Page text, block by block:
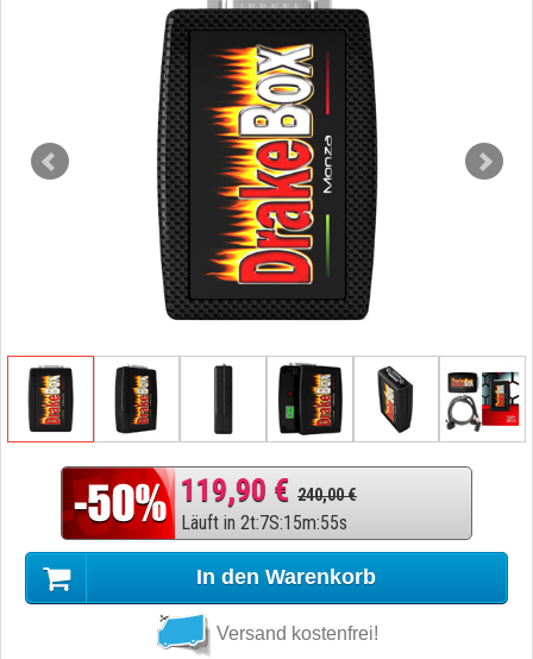
119,90 € 240,00 €
Läuft in 2t:7S:15m:54s
In den Warenkorb
Versand kostenfrei!